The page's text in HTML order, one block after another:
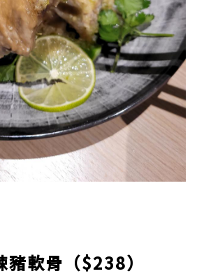
豬軟骨（$238）